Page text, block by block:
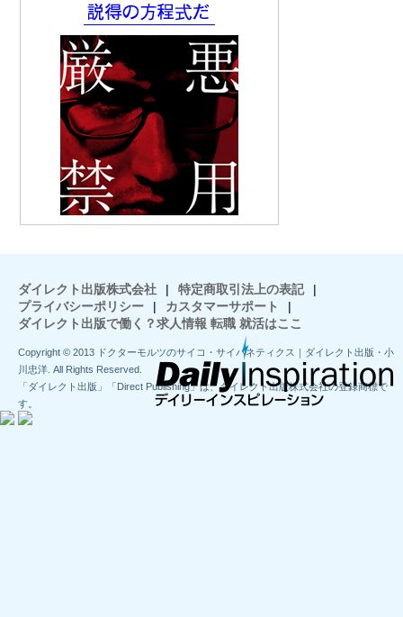
ダイレクト出版株式会社 | 特定商取引法上の表記
|
プライバシーポリシー
| カスタマーサポート
|
ダイレクト出版で働く？求人情報 転職 就活はここ
Copyright © 2013 ドクターモルツのサイコ・サイバネティクス｜ダイレクト出版・小
川忠洋. All Rights Reserved.
「ダイレクト出版」「Direct Publishing」は、ダイレクト出版株式会社の登録商標で
す。